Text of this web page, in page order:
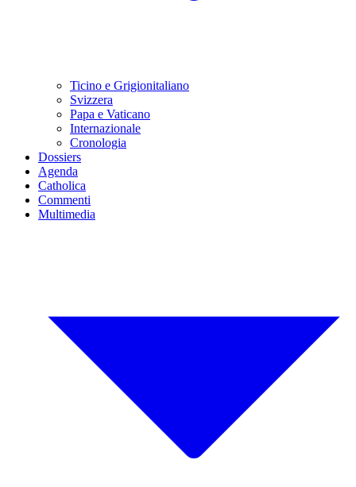
Ticino e Grigionitaliano
Svizzera
Papa e Vaticano
Internazionale
Cronologia
Dossiers
Agenda
Catholica
Commenti
Multimedia